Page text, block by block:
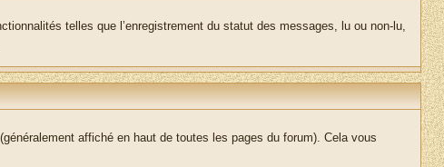
telles que l’enregistrement du statut des messages, lu ou non-lu,
affiché en haut de toutes les pages du forum). Cela vous